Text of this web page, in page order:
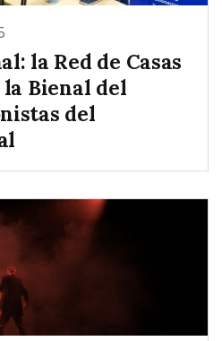
la Red de Casas
Bienal del
del